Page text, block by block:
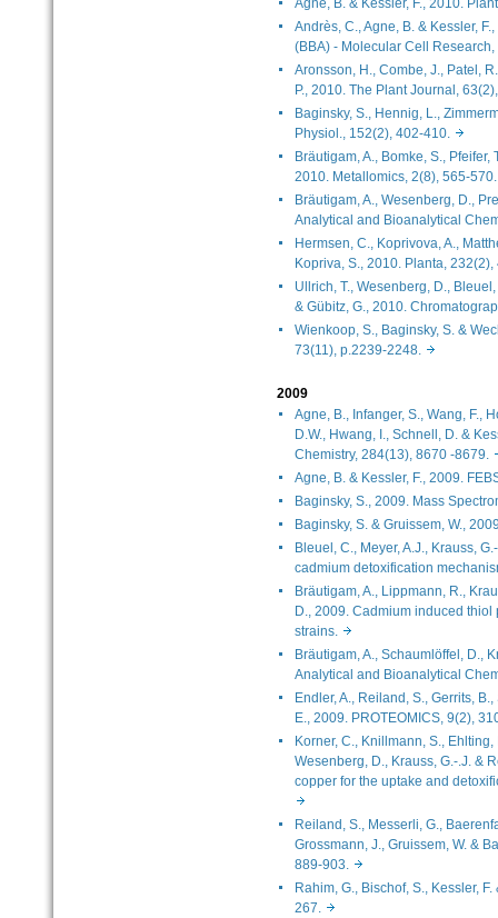
Andrès, C., Agne, B. & Kessler,
(BBA) - Molecular Cell
Aronsson, H., Combe, J., Patel,
P., 2010. The Plant Journal,
Baginsky, S., Hennig, L.,
Physiol., 152(2), 402-410.
Bräutigam, A., Bomke, S., Pfeifer,
2010. Metallomics, 2(8), 565-
Bräutigam, A., Wesenberg, D.,
Analytical and Bioanalytical
Hermsen, C., Koprivova, A.,
Kopriva, S., 2010. Planta,
Ullrich, T., Wesenberg, D.,
& Gübitz, G., 2010.
Wienkoop, S., Baginsky, S. &
73(11), p.2239-2248.
2009
Agne, B., Infanger, S., Wang, F.,
D.W., Hwang, I., Schnell, D. &
Chemistry, 284(13), 8670 -
Agne, B. & Kessler, F., 2009.
Baginsky, S., 2009. Mass
Baginsky, S. & Gruissem, W.,
Bleuel, C., Meyer, A.J., Krauss,
cadmium detoxification
Bräutigam, A., Lippmann, R.,
D., 2009. Cadmium induced
strains.
Bräutigam, A., Schaumlöffel, D.,
Analytical and Bioanalytical
Endler, A., Reiland, S., Gerrits,
E., 2009. PROTEOMICS, 9(2),
Korner, C., Knillmann, S.,
Wesenberg, D., Krauss, G.-.J. &
copper for the uptake and
Reiland, S., Messerli, G.,
Grossmann, J., Gruissem, W. &
889-903.
Rahim, G., Bischof, S., Kessler,
267.